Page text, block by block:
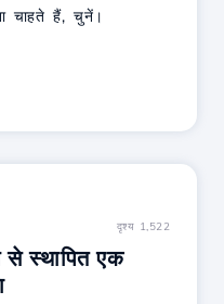
चाहते हैं, चुनें।
दृश्य 1,522
स्थापित एक